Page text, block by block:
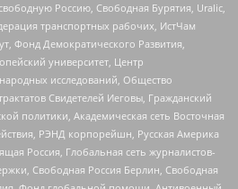
Россию, Свободная Бурятия, Uralic,
транспортных рабочих, ИстЧам
Фонд Демократического Развития,
университет, Центр
исследований, Общество
Свидетелей Иеговы, Гражданский
политики, Академическая сеть Восточная
РЭНД корпорейшн, Русская Америка
Россия, Глобальная сеть журналистов-
Свободная Россия Берлин, Свободная